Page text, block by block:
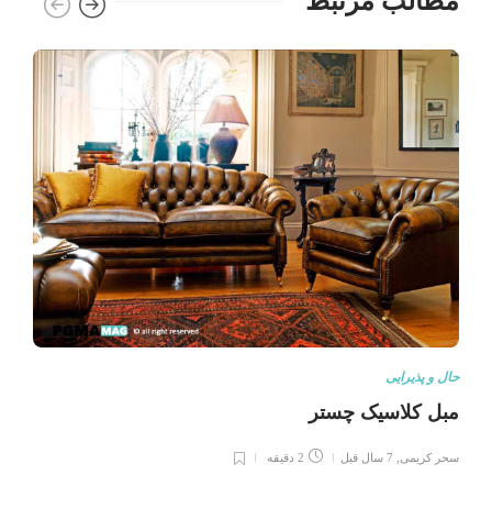
حال و پذیرایی
مبل کلاسیک چستر
سحر کریمی 7 سال قبل 2 دقیقه